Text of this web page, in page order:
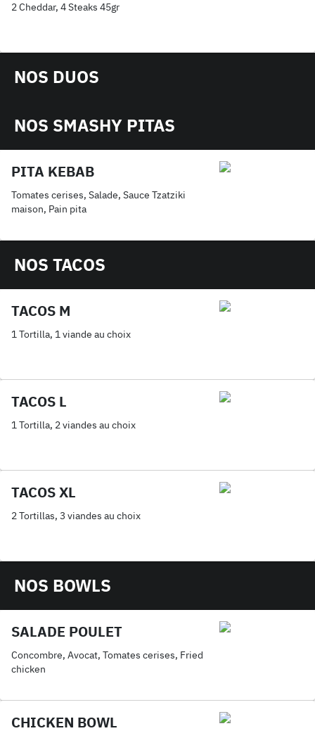
2 Cheddar, 4 Steaks 45gr
NOS DUOS
NOS SMASHY PITAS
PITA KEBAB
Tomates cerises, Salade, Sauce Tzatziki
maison, Pain pita
NOS TACOS
TACOS M
1 Tortilla, 1 viande au choix
TACOS L
1 Tortilla, 2 viandes au choix
TACOS XL
2 Tortillas, 3 viandes au choix
NOS BOWLS
SALADE POULET
Concombre, Avocat, Tomates cerises, Fried
chicken
CHICKEN BOWL